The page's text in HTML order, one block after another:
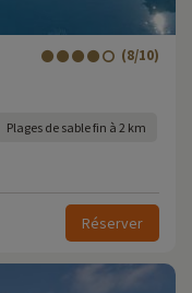
(8/10)
Plages de sable fin à 2 km
Réserver